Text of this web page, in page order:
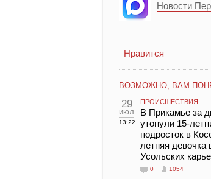
Новости
Нравится
ВОЗМОЖНО, ВАМ
29
июл
13:22
ПРОИСШЕСТВИЯ
В Прикамье за
утонули 15-
подросток в
летняя девочка
Усольских
0 1054